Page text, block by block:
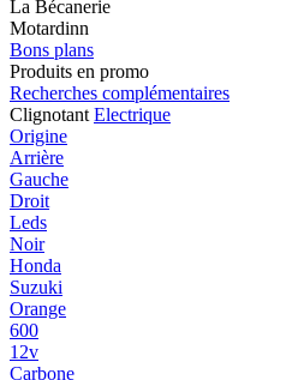
La Bécanerie
Motardinn
Bons plans
Produits en promo
Recherches complémentaires
Clignotant Electrique
Origine
Arrière
Gauche
Droit
Leds
Noir
Honda
Suzuki
Orange
600
12v
Carbone